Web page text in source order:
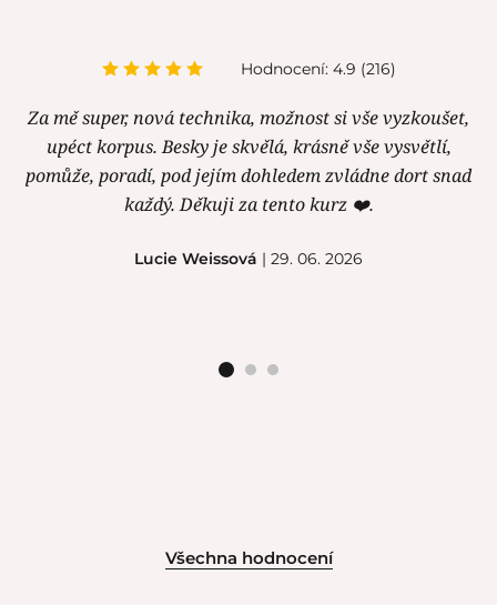
Hodnocení: 4.9 (216)
Za mě super, nová technika, možnost si vše vyzkoušet,
upéct korpus. Besky je skvělá, krásně vše vysvětlí,
pomůže, poradí, pod jejím dohledem zvládne dort snad
každý. Děkuji za tento kurz ❤️.
Lucie Weissová | 29. 06. 2026
Všechna hodnocení